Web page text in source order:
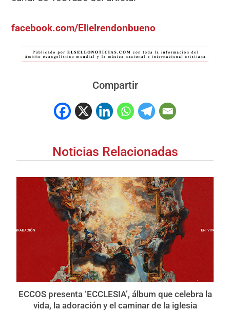
facebook.com/Elielrendonbueno
Compartir
Noticias Relacionadas
ECCOS presenta ‘ECCLESIA’, álbum que celebra la
vida, la adoración y el caminar de la iglesia